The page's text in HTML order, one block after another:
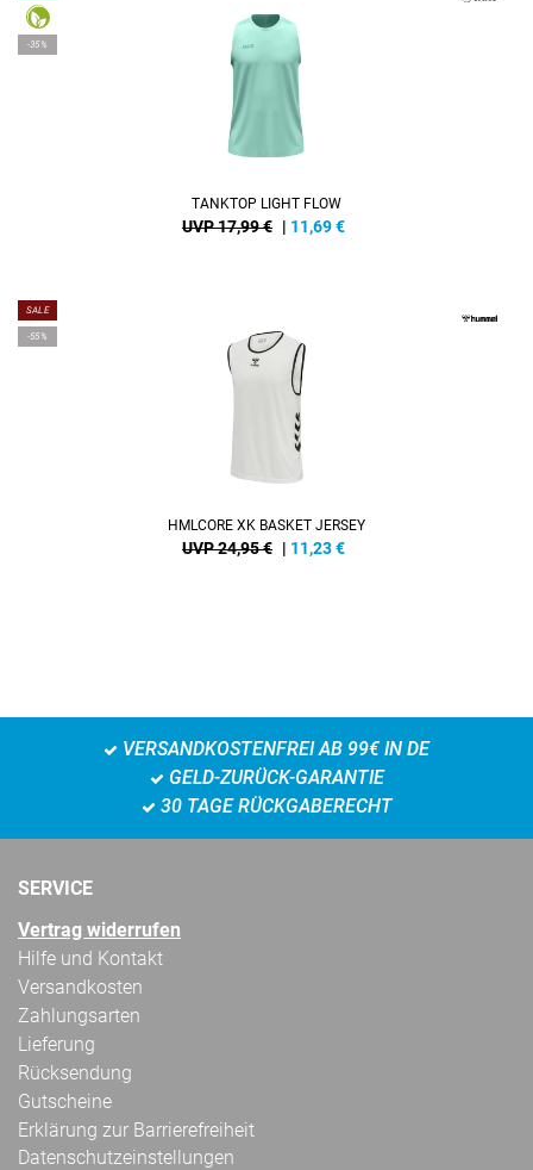
-35%
TANKTOP LIGHT FLOW
UVP 17,99 € | 11,69€
SALE
-55%
HMLCORE XK BASKET JERSEY
UVP 24,95 € | 11,23€
VERSANDKOSTENFREI AB 99€ IN DE
GELD-ZURÜCK-GARANTIE
30 TAGE RÜCKGABERECHT
SERVICE
Vertrag widerrufen
Hilfe und Kontakt
Versandkosten
Zahlungsarten
Lieferung
Rücksendung
Gutscheine
Erklärung zur Barrierefreiheit
Datenschutzeinstellungen